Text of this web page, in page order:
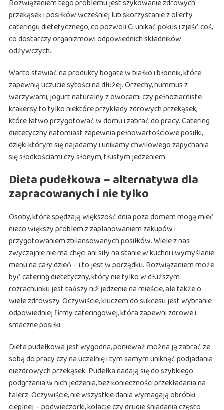
Rozwiązaniem tego problemu jest szykowanie zdrowych
przekąsek i posiłków wcześniej lub skorzystanie z oferty
cateringu dietetycznego, co pozwoli Ci unikać pokus i zjeść coś,
co dostarczy organizmowi odpowiednich składników
odżywczych.
Warto stawiać na produkty bogate w białko i błonnik, które
zapewnią uczucie sytości na dłużej. Orzechy, hummus z
warzywami, jogurt naturalny z owocami czy pełnoziarniste
krakersy to tylko niektóre przykłady zdrowych przekąsek,
które łatwo przygotować w domu i zabrać do pracy. Catering
dietetyczny natomiast zapewnia pełnowartościowe posiłki,
dzięki którym się najadamy i unikamy chwilowego zapychania
się słodkościami czy słonym, tłustym jedzeniem.
Dieta pudełkowa – alternatywa dla
zapracowanych i nie tylko
Osoby, które spędzają większość dnia poza domem mogą mieć
nieco większy problem z zaplanowaniem zakupów i
przygotowaniem zbilansowanych posiłków. Wiele z nas
zwyczajnie nie ma chęci ani siły na stanie w kuchni i wymyślanie
menu na cały dzień – i to jest w porządku. Rozwiązaniem może
być catering dietetyczny, który nie tylko w dłuższym
rozrachunku jest tańszy niż jedzenie na mieście, ale także o
wiele zdrowszy. Oczywiście, kluczem do sukcesu jest wybranie
odpowiedniej firmy cateringowej, która zapewni zdrowe i
smaczne posiłki.
Dieta pudełkowa jest wygodna, ponieważ można ją zabrać ze
sobą do pracy czy na uczelnię i tym samym uniknąć podjadania
niezdrowych przekąsek. Pudełka nadają się do szybkiego
podgrzania w nich jedzenia, bez konieczności przekładania na
talerz. Oczywiście, nie wszystkie dania wymagają obróbki
cieplnej – podwieczorki, kolacje czy drugie śniadania często